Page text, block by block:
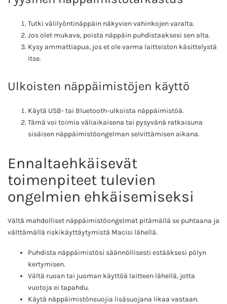
Tutki välilyöntinäppäin näkyvien vahinkojen varalta.
Jos olet mukava, poista näppäin puhdistaaksesi sen alta.
Kysy ammattiapua, jos et ole varma laitteiston käsittelystä
itse.
Ulkoisten näppäimistöjen käyttö
Käytä USB- tai Bluetooth-ulkoista näppäimistöä.
Tämä voi toimia väliaikaisena tai pysyvänä ratkaisuna
sisäisen näppäimistöongelman selvittämisen aikana.
Ennaltaehkäisevät
toimenpiteet tulevien
ongelmien ehkäisemiseksi
Vältä mahdolliset näppäimistöongelmat pitämällä se puhtaana ja
välttämällä riskikäyttäytymistä Macisi lähellä.
Puhdista näppäimistösi säännöllisesti estääksesi pölyn
kertymisen.
Vältä ruoan tai juoman käyttöä laitteen lähellä, jotta
vuotoja ei tapahdu.
Käytä näppäimistönsuojia lisäsuojana likaa vastaan.